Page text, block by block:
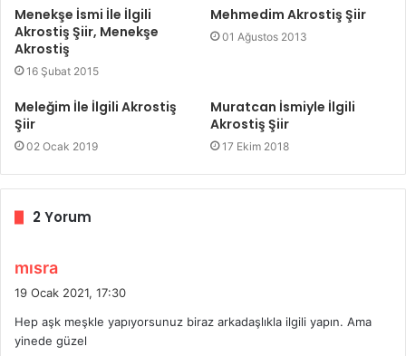
Menekşe İsmi İle İlgili
Akrostiş Şiir, Menekşe
Akrostiş
16 Şubat 2015
Mehmedim Akrostiş Şiir
01 Ağustos 2013
Meleğim İle İlgili Akrostiş
Şiir
02 Ocak 2019
Muratcan İsmiyle İlgili
Akrostiş Şiir
17 Ekim 2018
2 Yorum
mısra
e
i
k
19 Ocak 2021, 17:30
Hep aşk meşkle yapıyorsunuz biraz arkadaşlıkla ilgili yapın. Ama
yinede güzel